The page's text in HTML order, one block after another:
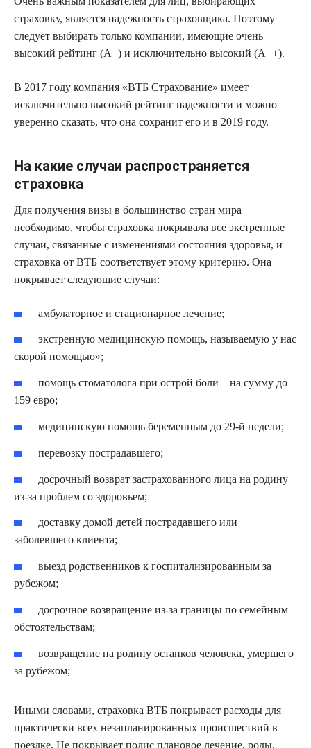
страховку, является надежность страховщика. Поэтому
следует выбирать только компании, имеющие очень
высокий рейтинг (А+) и исключительно высокий (А++).
В 2017 году компания «ВТБ Страхование» имеет
исключительно высокий рейтинг надежности и можно
уверенно сказать, что она сохранит его и в 2019 году.
На какие случаи распространяется
страховка
Для получения визы в большинство стран мира
необходимо, чтобы страховка покрывала все экстренные
случаи, связанные с изменениями состояния здоровья, и
страховка от ВТБ соответствует этому критерию. Она
покрывает следующие случаи:
амбулаторное и стационарное лечение;
экстренную медицинскую помощь, называемую у нас
скорой помощью»;
помощь стоматолога при острой боли – на сумму до
159 евро;
медицинскую помощь беременным до 29-й недели;
перевозку пострадавшего;
досрочный возврат застрахованного лица на родину
из-за проблем со здоровьем;
доставку домой детей пострадавшего или
заболевшего клиента;
выезд родственников к госпитализированным за
рубежом;
досрочное возвращение из-за границы по семейным
обстоятельствам;
возвращение на родину останков человека, умершего
за рубежом;
Иными словами, страховка ВТБ покрывает расходы для
практически всех незапланированных происшествий в
поездке. Не покрывает полис плановое лечение, роды,